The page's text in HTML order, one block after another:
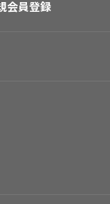
会員登録